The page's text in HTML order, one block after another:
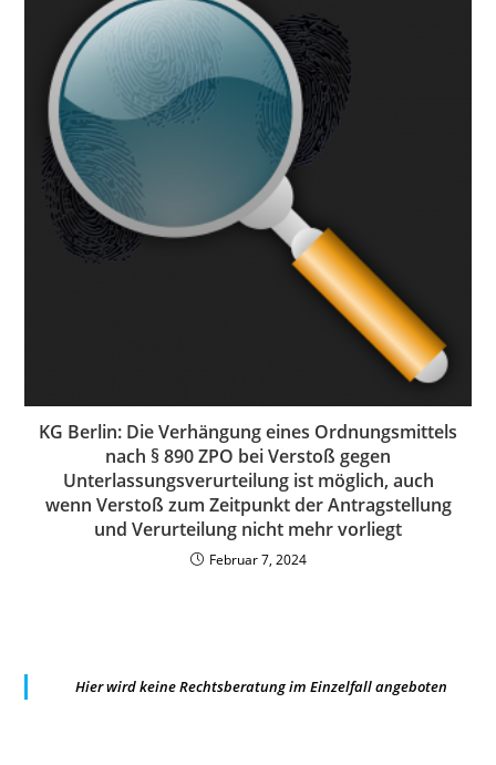
KG Berlin: Die Verhängung eines Ordnungsmittels
nach § 890 ZPO bei Verstoß gegen
Unterlassungsverurteilung ist möglich, auch
wenn Verstoß zum Zeitpunkt der Antragstellung
und Verurteilung nicht mehr vorliegt
Februar 7, 2024
Hier wird keine Rechtsberatung im Einzelfall angeboten